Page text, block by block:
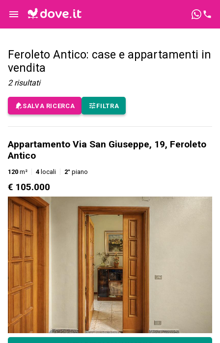
Feroleto Antico: case e appartamenti in
vendita
2 risultati
SALVA RICERCA FILTRA
Appartamento Via San Giuseppe, 19, Feroleto
Antico
120 m² 4 locali 2° piano
€ 105.000